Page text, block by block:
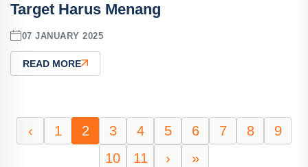
Target Harus Menang
07 JANUARY 2025
READ MORE
‹ 1 2 3 4 5 6 7 8
9
10
11 › »